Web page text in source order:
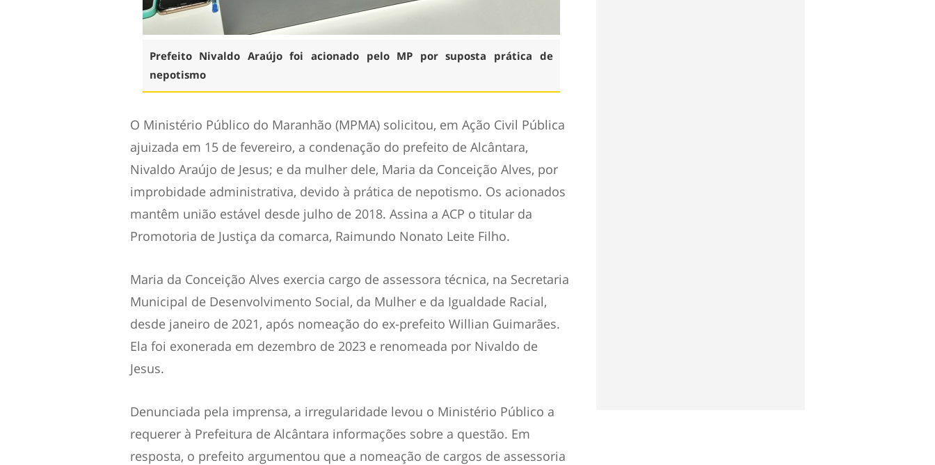
Prefeito Nivaldo Araújo foi acionado pelo MP por suposta prática de
nepotismo
O Ministério Público do Maranhão (MPMA) solicitou, em Ação Civil Pública
ajuizada em 15 de fevereiro, a condenação do prefeito de Alcântara,
Nivaldo Araújo de Jesus; e da mulher dele, Maria da Conceição Alves, por
improbidade administrativa, devido à prática de nepotismo. Os acionados
mantêm união estável desde julho de 2018. Assina a ACP o titular da
Promotoria de Justiça da comarca, Raimundo Nonato Leite Filho.
Maria da Conceição Alves exercia cargo de assessora técnica, na Secretaria
Municipal de Desenvolvimento Social, da Mulher e da Igualdade Racial,
desde janeiro de 2021, após nomeação do ex-prefeito Willian Guimarães.
Ela foi exonerada em dezembro de 2023 e renomeada por Nivaldo de
Jesus.
Denunciada pela imprensa, a irregularidade levou o Ministério Público a
requerer à Prefeitura de Alcântara informações sobre a questão. Em
resposta, o prefeito argumentou que a nomeação de cargos de assessoria